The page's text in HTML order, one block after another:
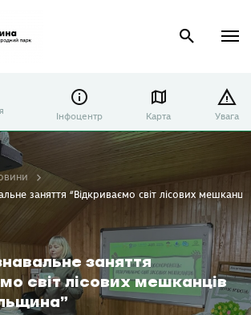
Інфоцентр Карта Увага
заняття
світ лісових мешканців
заняття “Відкриваємо світ лісових